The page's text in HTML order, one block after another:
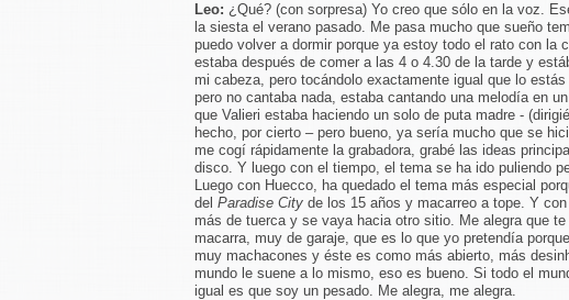
Leo: ¿Qué? (con sorpresa) Yo creo que sólo en la voz.
la siesta el verano pasado. Me pasa mucho que sueño
puedo volver a dormir porque ya estoy todo el rato con la
estaba después de comer a las 4 o 4.30 de la tarde y
mi cabeza, pero tocándolo exactamente igual que lo
pero no cantaba nada, estaba cantando una melodía en
que Valieri estaba haciendo un solo de puta madre -
hecho, por cierto – pero bueno, ya sería mucho que se
me cogí rápidamente la grabadora, grabé las ideas
disco. Y luego con el tiempo, el tema se ha ido puliendo
Luego con Huecco, ha quedado el tema más especial
del Paradise City de los 15 años y macarreo a tope. Y
más de tuerca y se vaya hacia otro sitio. Me alegra que
macarra, muy de garaje, que es lo que yo pretendía
muy machacones y éste es como más abierto, más
mundo le suene a lo mismo, eso es bueno. Si todo el
igual es que soy un pesado. Me alegra, me alegra.